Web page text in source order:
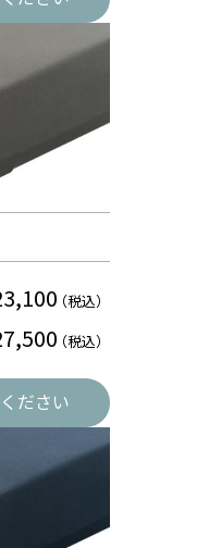
（税込）
（税込）
ださい